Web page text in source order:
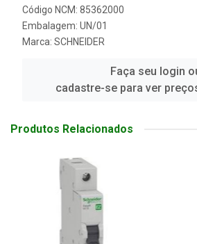
Código NCM: 85362000
Embalagem: UN/01
Marca: SCHNEIDER
Faça seu login
cadastre-se para ver
Produtos Relacionados